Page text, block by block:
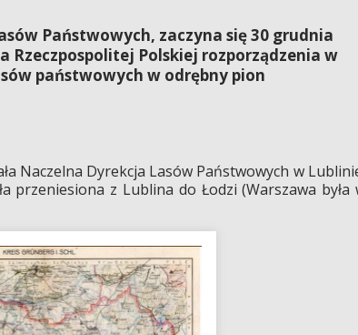
Państwowych, zaczyna się 30 grudnia
Rzeczpospolitej Polskiej rozporządzenia w
państwowych w odrębny pion
Naczelna Dyrekcja Lasów Państwowych w
przeniesiona z Lublina do Łodzi (Warszawa była